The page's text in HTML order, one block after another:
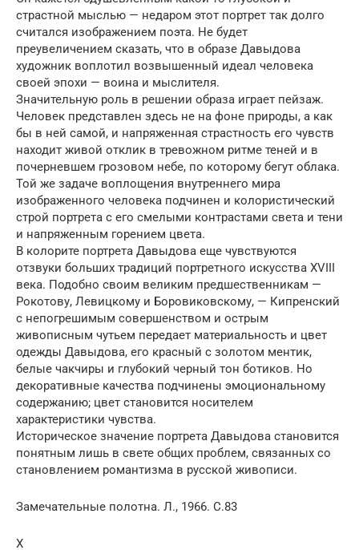
страстной мыслью — недаром этот портрет так долго
считался изображением поэта. Не будет
преувеличением сказать, что в образе Давыдова
художник воплотил возвышенный идеал человека
своей эпохи — воина и мыслителя.
Значительную роль в решении образа играет пейзаж.
Человек представлен здесь не на фоне природы, а как
бы в ней самой, и напряженная страстность его чувств
находит живой отклик в тревожном ритме теней и в
почерневшем грозовом небе, по которому бегут облака.
Той же задаче воплощения внутреннего мира
изображенного человека подчинен и колористический
строй портрета с его смелыми контрастами света и тени
и напряженным горением цвета.
В колорите портрета Давыдова еще чувствуются
отзвуки больших традиций портретного искусства XVIII
века. Подобно своим великим предшественникам —
Рокотову, Левицкому и Боровиковскому, — Кипренский
с непогрешимым совершенством и острым
живописным чутьем передает материальность и цвет
одежды Давыдова, его красный с золотом ментик,
белые чакчиры и глубокий черный тон ботиков. Но
декоративные качества подчинены эмоциональному
содержанию; цвет становится носителем
характеристики чувства.
Историческое значение портрета Давыдова становится
понятным лишь в свете общих проблем, связанных со
становлением романтизма в русской живописи.
Замечательные полотна. Л., 1966. С.83
Х